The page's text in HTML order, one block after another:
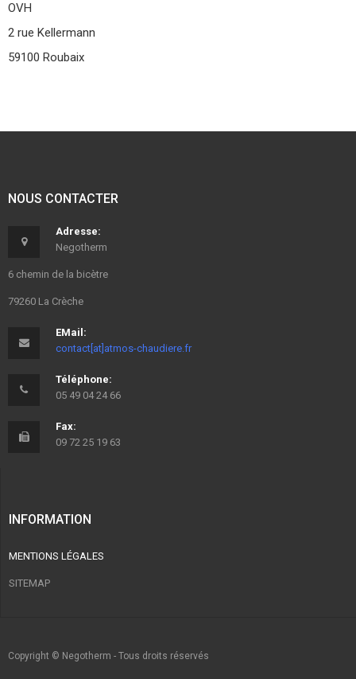
OVH
2 rue Kellermann
59100 Roubaix
NOUS CONTACTER
Adresse:
Negotherm
6 chemin de la bicètre
79260 La Crèche
EMail:
contact[at]atmos-chaudiere.fr
Téléphone:
05 49 04 24 66
Fax:
09 72 25 19 63
INFORMATION
MENTIONS LÉGALES
SITEMAP
Copyright © Negotherm - Tous droits réservés